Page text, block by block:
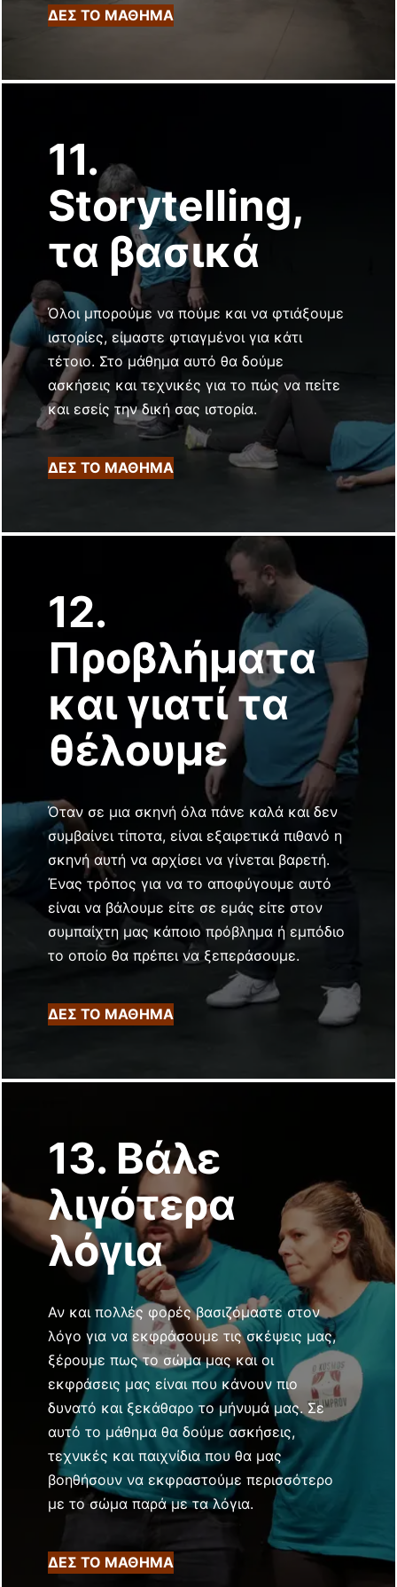
ΔΕΣ ΤΟ ΜΑΘΗΜΑ
11.
Storytelling,
τα βασικά
Όλοι μπορούμε να πούμε και να φτιάξουμε
ιστορίες, είμαστε φτιαγμένοι για κάτι
τέτοιο. Στο μάθημα αυτό θα δούμε
ασκήσεις και τεχνικές για το πώς να πείτε
και εσείς την δική σας ιστορία.
ΔΕΣ ΤΟ ΜΑΘΗΜΑ
12.
Προβλήματα
και γιατί τα
θέλουμε
Όταν σε μια σκηνή όλα πάνε καλά και δεν
συμβαίνει τίποτα, είναι εξαιρετικά πιθανό η
σκηνή αυτή να αρχίσει να γίνεται βαρετή.
Ένας τρόπος για να το αποφύγουμε αυτό
είναι να βάλουμε είτε σε εμάς είτε στον
συμπαίχτη μας κάποιο πρόβλημα ή εμπόδιο
το οποίο θα πρέπει να ξεπεράσουμε.
ΔΕΣ ΤΟ ΜΑΘΗΜΑ
13. Βάλε
λιγότερα
λόγια
Αν και πολλές φορές βασιζόμαστε στον
λόγο για να εκφράσουμε τις σκέψεις μας,
ξέρουμε πως το σώμα μας και οι
εκφράσεις μας είναι που κάνουν πιο
δυνατό και ξεκάθαρο το μήνυμά μας. Σε
αυτό το μάθημα θα δούμε ασκήσεις,
τεχνικές και παιχνίδια που θα μας
βοηθήσουν να εκφραστούμε περισσότερο
με το σώμα παρά με τα λόγια.
ΔΕΣ ΤΟ ΜΑΘΗΜΑ